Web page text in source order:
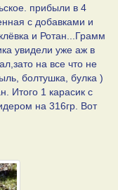
прибыли в 4
с добавками и
и Ротан...Грамм
увидели уже аж в
на все что не
болтушка, булка )
Итого 1 карасик с
на 316гр. Вот